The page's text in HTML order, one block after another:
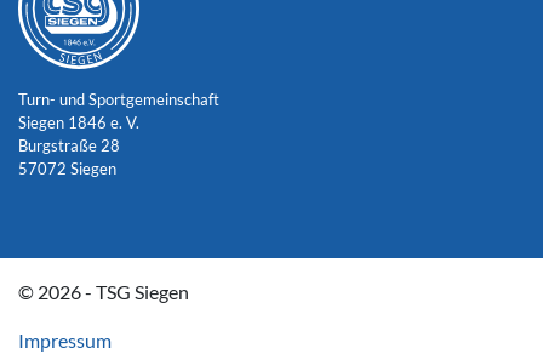
Turn- und Sportgemeinschaft
Siegen 1846 e. V.
Burgstraße 28
57072 Siegen
© 2026 - TSG Siegen
Impressum